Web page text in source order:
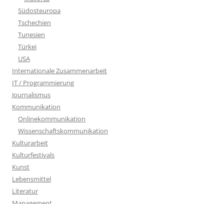
Südosteuropa
Tschechien
Tunesien
Türkei
USA
Internationale Zusammenarbeit
IT / Programmierung
Journalismus
Kommunikation
Onlinekommunikation
Wissenschaftskommunikation
Kulturarbeit
Kulturfestivals
Kunst
Lebensmittel
Literatur